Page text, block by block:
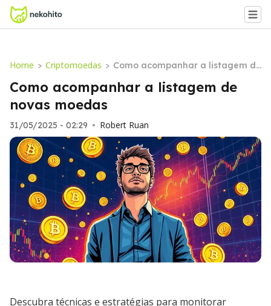
Home > Criptomoedas > Como acompanhar a listagem de
novas moedas
Como acompanhar a listagem de
novas moedas
31/05/2025 - 02:29 • Robert Ruan
Descubra técnicas e estratégias para monitorar